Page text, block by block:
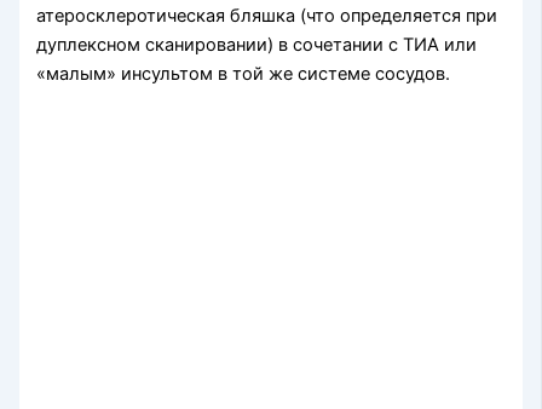
атеросклеротическая бляшка (что определяется при
дуплексном сканирова­нии) в сочетании с ТИА или
«малым» инсультом в той же системе сосудов.